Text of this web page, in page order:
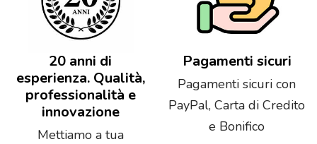
20 anni di
esperienza. Qualità,
professionalità e
innovazione
Mettiamo a tua
Pagamenti sicuri
Pagamenti sicuri con
PayPal, Carta di Credito
e Bonifico